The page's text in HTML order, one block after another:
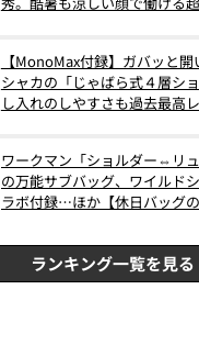
【MonoMax付録】ガバッと
シャカの「じゃばら式４層シ
し入れのしやすさも過去最高
ワークマン「ショルダー⇔リ
の万能サブバッグ、ワイルド
ラボ付録…ほか【休日バッグ
ランキング一覧を見る